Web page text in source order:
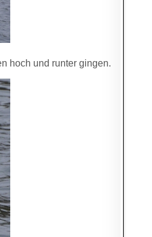
hoch und runter gingen.